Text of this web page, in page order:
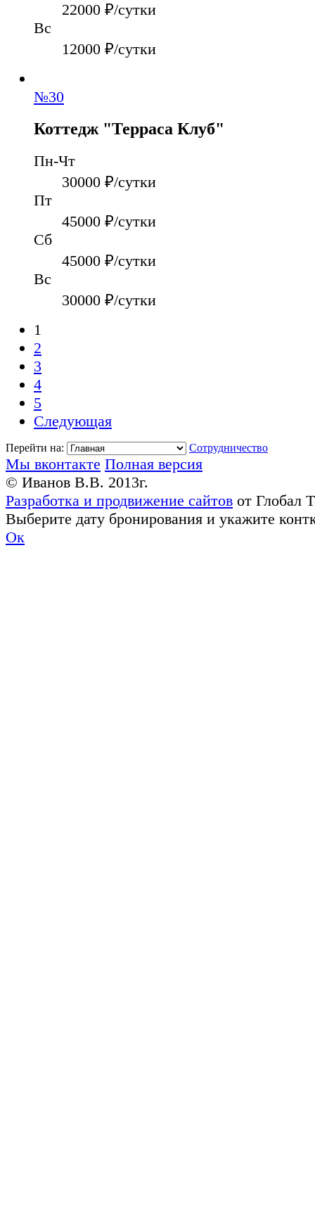
22000 ₽/сутки
Вс
12000 ₽/сутки
№30
Коттедж "Терраса Клуб"
Пн-Чт
30000 ₽/сутки
Пт
45000 ₽/сутки
Сб
45000 ₽/сутки
Вс
30000 ₽/сутки
1
2
3
4
5
Следующая
Перейти на: Сотрудничество
Мы вконтакте Полная версия
© Иванов В.В. 2013г.
Разработка и продвижение сайтов от Глобал
Выберите дату бронирования и укажите
Ок